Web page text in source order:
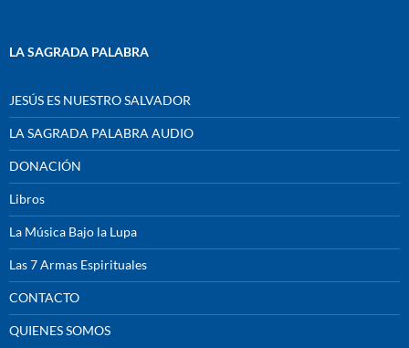
LA SAGRADA PALABRA
JESÚS ES NUESTRO SALVADOR
LA SAGRADA PALABRA AUDIO
DONACIÓN
Libros
La Música Bajo la Lupa
Las 7 Armas Espirituales
CONTACTO
QUIENES SOMOS